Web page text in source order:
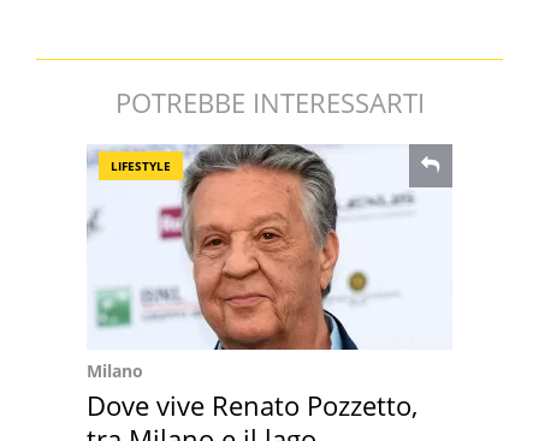
POTREBBE INTERESSARTI
LIFESTYLE
Milano
Dove vive Renato Pozzetto,